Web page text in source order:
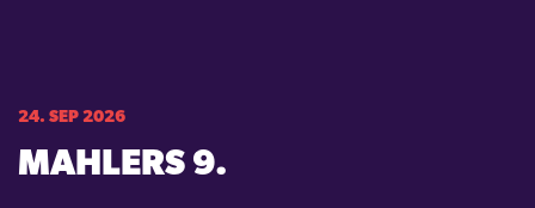
24. SEP 2026
MAHLERS 9.